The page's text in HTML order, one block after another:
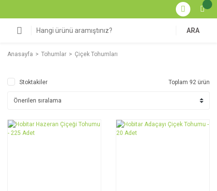
ARA
Anasayfa Tohumlar Çiçek Tohumları
Stoktakiler Toplam 92 ürün